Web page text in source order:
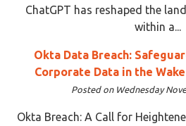
ChatGPT has reshaped the
within a...
Okta Data Breach:
Corporate Data in the
Posted on Wednesday
Okta Breach: A Call for